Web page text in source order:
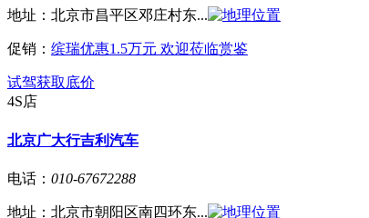
地址： 北京市昌平区邓庄村东...
促销： 缤瑞优惠1.5万元 欢迎莅临赏鉴
试驾获取底价
4S店
北京广大行吉利汽车
电话： 010-67672288
地址： 北京市朝阳区南四环东...